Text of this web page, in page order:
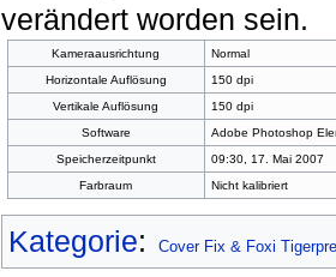
verändert worden sein.
Kameraausrichtung
Normal
Horizontale Auflösung
150 dpi
Vertikale Auflösung
150 dpi
Software
Adobe Photoshop
Speicherzeitpunkt
09:30, 17. Mai 2007
Farbraum
Nicht kalibriert
Kategorie: Cover Fix & Foxi